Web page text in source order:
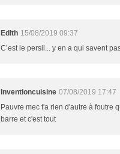
Edith 15/08/2019 09:37
C’est le persil... y en a qui savent pas
Inventioncuisine 07/08/2019 17:47
Pauvre mec t'a rien d'autre à foutre
barre et c'est tout